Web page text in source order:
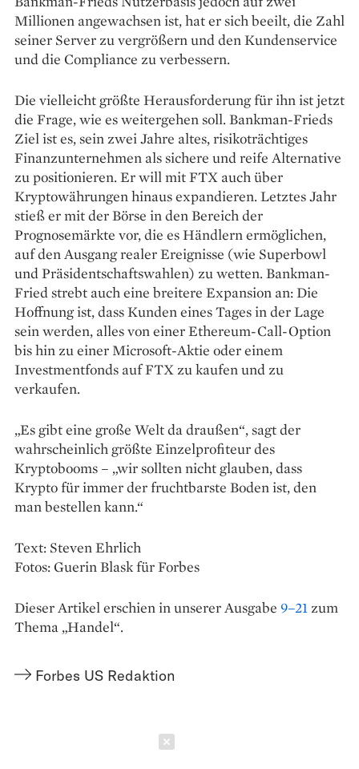
Millionen angewachsen ist, hat er sich beeilt, die Zahl
seiner Server zu vergrößern und den Kundenservice
und die Compliance zu verbessern.
Die vielleicht größte Herausforderung für ihn ist jetzt
die Frage, wie es weitergehen soll. Bankman-Frieds
Ziel ist es, sein zwei Jahre altes, risikoträchtiges
Finanzunternehmen als sichere und reife Alternative
zu positionieren. Er will mit FTX auch über
Kryptowährungen hinaus expandieren. Letztes Jahr
stieß er mit der Börse in den Bereich der
Prognosemärkte vor, die es Händlern ermög­lichen,
auf den Ausgang realer Ereignisse (wie Superbowl
und Präsidentschaftswahlen) zu wetten. Bankman-
Fried strebt auch eine breitere Expansion an: Die
Hoffnung ist, dass Kunden eines Tages in der Lage
sein werden, alles von einer Ethereum-Call-­Option
bis hin zu einer Microsoft-Aktie oder einem
Investmentfonds auf FTX zu kaufen und zu
verkaufen.
„Es gibt eine große Welt da draußen“, sagt der
wahrscheinlich größte Einzelprofiteur des
Kryptobooms – „wir sollten nicht glauben, dass
Krypto für immer der fruchtbarste Boden ist, den
man bestellen kann.“
Text: Steven Ehrlich
Fotos: Guerin Blask für Forbes
Dieser Artikel erschien in unserer Ausgabe 9–21zum
Thema „Handel“.
Forbes US Redaktion